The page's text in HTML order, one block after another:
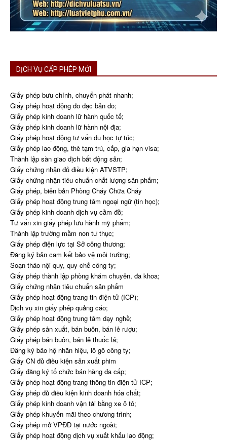
DỊCH VỤ CẤP PHÉP MỚI
Giấy phép bưu chính, chuyển phát nhanh;
Giấy phép hoạt động đo đạc bản đồ;
Giấy phép kinh doanh lữ hành quốc tế;
Giấy phép kinh doanh lữ hành nội địa;
Giấy phép hoạt động tư vấn du học tự túc;
Giấy phép lao động, thẻ tạm trú, cấp, gia hạn visa;
Thành lập sàn giao dịch bất động sản;
Giấy chứng nhận đủ điều kiện ATVSTP;
Giấy chứng nhận tiêu chuẩn chất lượng sản phẩm;
Giấy phép, biên bản Phòng Cháy Chữa Cháy
Giấy phép hoạt động trung tâm ngoại ngữ (tin học);
Giấy phép kinh doanh dịch vụ cầm đồ;
Tư vấn xin giấy phép lưu hành mỹ phẩm;
Thành lập trường mầm non tư thục;
Giấy phép điện lực tại Sở công thương;
Đăng ký bản cam kết bảo vệ môi trường;
Soạn thảo nội quy, quy chế công ty;
Giấy phép thành lập phòng khám chuyên, đa khoa;
Giấy chứng nhận tiêu chuẩn sản phẩm
Giấy phép hoạt động trang tin điện tử (ICP);
Dịch vụ xin giấy phép quảng cáo;
Giấy phép hoạt động trung tâm dạy nghề;
Giấy phép sản xuất, bán buôn, bán lẻ rượu;
Giấy phép bán buôn, bán lẻ thuốc lá;
Đăng ký bảo hộ nhãn hiệu, lô gô công ty;
Giấy CN đủ điều kiện sản xuất phim
Giấy đăng ký tổ chức bán hàng đa cấp;
Giấy phép hoạt động trang thông tin điện tử ICP;
Giấy phép đủ điều kiện kinh doanh hóa chất;
Giấy phép kinh doanh vận tải bằng xe ô tô;
Giấy phép khuyến mãi theo chương trình;
Giấy phép mở VPĐD tại nước ngoài;
Giấy phép hoạt động dịch vụ xuất khẩu lao động;